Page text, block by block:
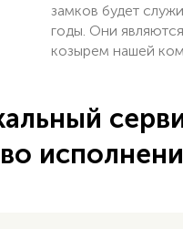
замков будет
годы. Они
козырем нашей